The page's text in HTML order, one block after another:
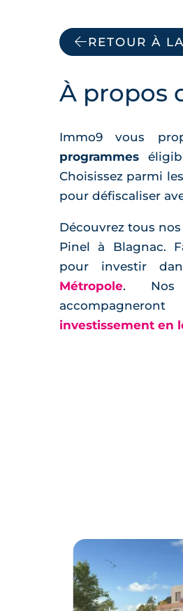
RETOUR À
À propos
Immo9 vous
programmes
Choisissez parmi les
pour défiscaliser
Découvrez tous
Pinel à Blagnac.
pour investir
Métropole. Nos
investissement en